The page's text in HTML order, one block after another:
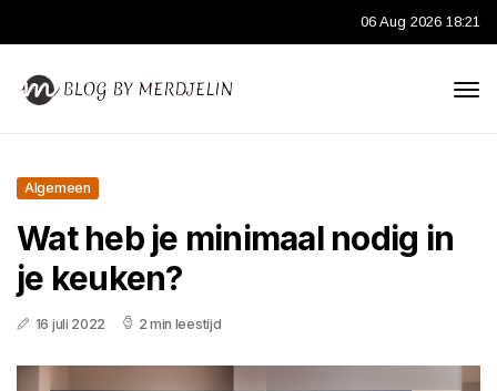
06 Aug 2026 18:21
Algemeen
Wat heb je minimaal nodig in
je keuken?
16 juli 2022 2 min leestijd